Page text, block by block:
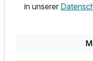
Sommerabend in
in unserer